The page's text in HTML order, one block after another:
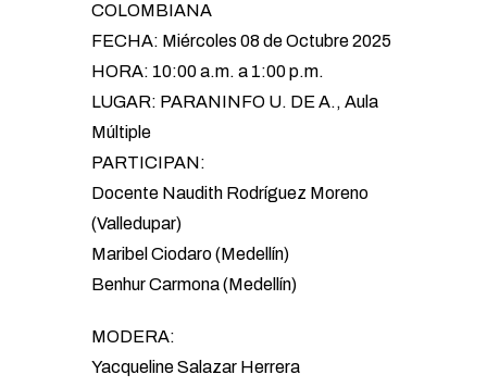
COLOMBIANA
FECHA: Miércoles 08 de Octubre 2025
HORA: 10:00 a.m. a 1:00 p.m.
LUGAR: PARANINFO U. DE A., Aula
Múltiple
PARTICIPAN:
Docente Naudith Rodríguez Moreno
(Valledupar)
Maribel Ciodaro (Medellín)
Benhur Carmona (Medellín)
MODERA:
Yacqueline Salazar Herrera